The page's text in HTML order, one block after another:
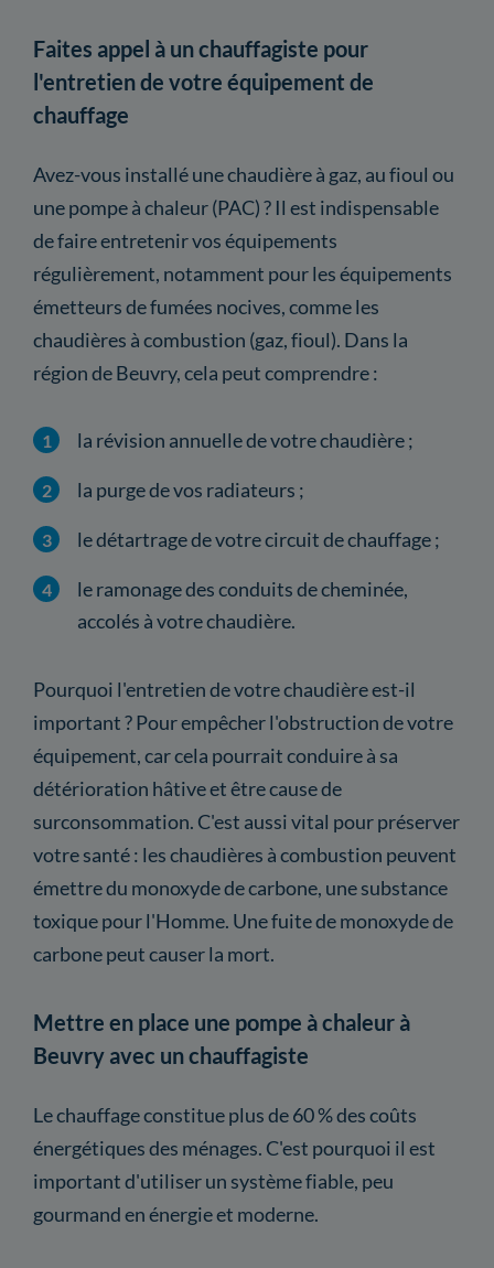
Faites appel à un chauffagiste pour
l'entretien de votre équipement de
chauffage
Avez-vous installé une chaudière à gaz, au fioul ou
une pompe à chaleur (PAC) ? Il est indispensable
de faire entretenir vos équipements
régulièrement, notamment pour les équipements
émetteurs de fumées nocives, comme les
chaudières à combustion (gaz, fioul). Dans la
région de Beuvry, cela peut comprendre :
la révision annuelle de votre chaudière ;
la purge de vos radiateurs ;
le détartrage de votre circuit de chauffage ;
le ramonage des conduits de cheminée,
accolés à votre chaudière.
Pourquoi l'entretien de votre chaudière est-il
important ? Pour empêcher l'obstruction de votre
équipement, car cela pourrait conduire à sa
détérioration hâtive et être cause de
surconsommation. C'est aussi vital pour préserver
votre santé : les chaudières à combustion peuvent
émettre du monoxyde de carbone, une substance
toxique pour l'Homme. Une fuite de monoxyde de
carbone peut causer la mort.
Mettre en place une pompe à chaleur à
Beuvry avec un chauffagiste
Le chauffage constitue plus de 60 % des coûts
énergétiques des ménages. C'est pourquoi il est
important d'utiliser un système fiable, peu
gourmand en énergie et moderne.